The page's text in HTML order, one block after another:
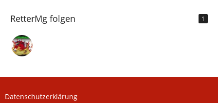
RetterMg folgen 1
Datenschutzerklärung